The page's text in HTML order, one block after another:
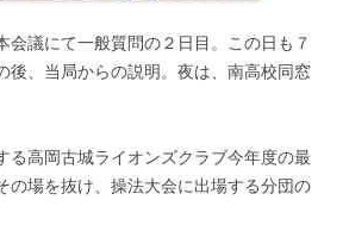
議にて一般質問の２日目。この日も７
後、当局からの説明。夜は、南高校同窓
高岡古城ライオンズクラブ今年度の最
の場を抜け、操法大会に出場する分団の